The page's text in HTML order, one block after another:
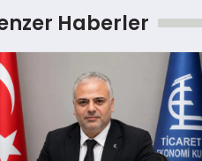
Haberler